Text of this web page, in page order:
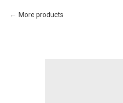
More products